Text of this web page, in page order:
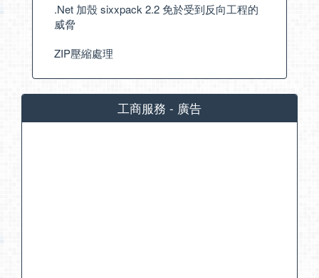
.Net 加殼 sixxpack 2.2 免於受到反向工程的
威脅
ZIP壓縮處理
工商服務 - 廣告